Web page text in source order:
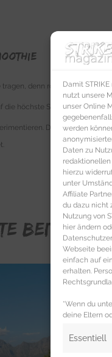
Damit
nutzt unsere
unser Online
werden
Daten zu
hierzu
unter
Affiliate
du dazu nicht
Nutzung von
hier ändern
Webseite
einfach auf
erhalten.
*Wenn du
deine Eltern
Essentiell
denn rote Beete färbt
höchste Stufe drehen und
Die angegebenen
BEITRÄGE